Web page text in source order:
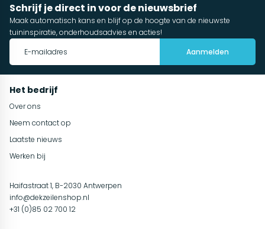
Schrijf je direct in voor de nieuwsbrief
Maak automatisch kans en blijf op de hoogte van de nieuwste
tuininspiratie, onderhoudsadvies en acties!
Aanmelden
Het bedrijf
Over ons
Neem contact op
Laatste nieuws
Werken bij
Haifastraat 1, B-2030 Antwerpen
info@dekzeilenshop.nl
+31 (0)85 02 700 12